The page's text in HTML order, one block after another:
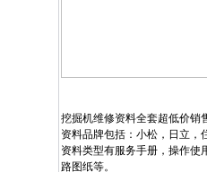
挖掘机维修资料全套超低价销
资料品牌包括：小松，日立，
资料类型有服务手册，操作使
路图纸等。